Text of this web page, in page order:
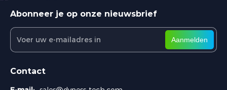
Abonneer je op onze nieuwsbrief
Aanmelden
Contact